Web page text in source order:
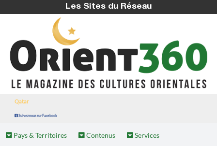
Les Sites du Réseau
Qatar
Suivez nous sur Facebook
Pays & Territoires Contenus Services